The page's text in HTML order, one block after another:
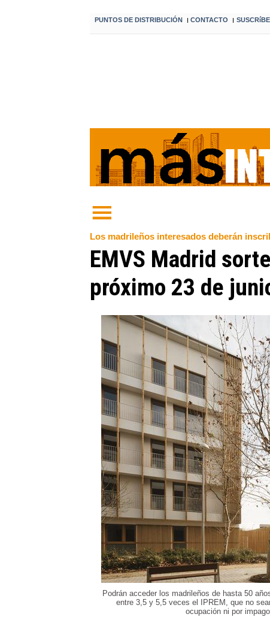
PUNTOS DE DISTRIBUCIÓN I CONTACTO I
Los madrileños interesados deberán
EMVS Madrid
próximo 23 de
Podrán acceder los madrileños de hasta 50
entre 3,5 y 5,5 veces el IPREM, que no
ocupación ni por